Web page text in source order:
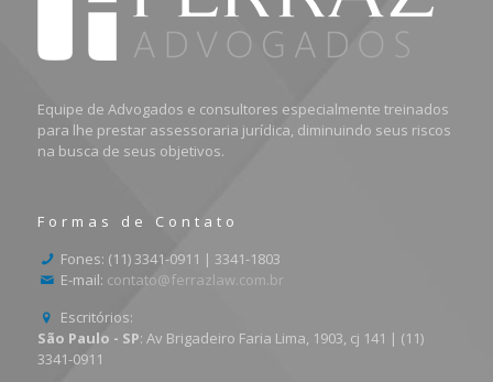
Equipe de Advogados e consultores especialmente treinados
para lhe prestar assessoraria jurídica, diminuindo seus riscos
na busca de seus objetivos.
Formas de Contato
Fones: (11) 3341-0911 | 3341-1803
E-mail: contato@ferrazlaw.com.br
Escritórios:
São Paulo - SP: Av Brigadeiro Faria Lima, 1903, cj 141 | (11)
3341-0911